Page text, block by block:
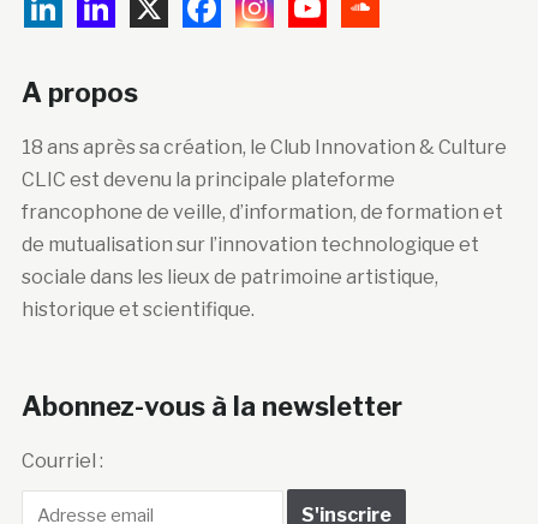
A propos
18 ans après sa création, le Club Innovation & Culture
CLIC est devenu la principale plateforme
francophone de veille, d’information, de formation et
de mutualisation sur l’innovation technologique et
sociale dans les lieux de patrimoine artistique,
historique et scientifique.
Abonnez-vous à la newsletter
Courriel :